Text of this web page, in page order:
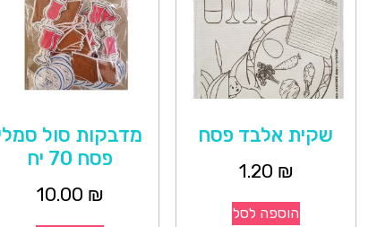
שקית אלבד פסח
1.20 ₪
הוספה לסל
מדבקות סול
פסח 70 יח
10.00 ₪